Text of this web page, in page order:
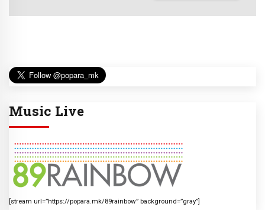
Music Live
[stream url=”https://popara.mk/89rainbow” background=”gray”]